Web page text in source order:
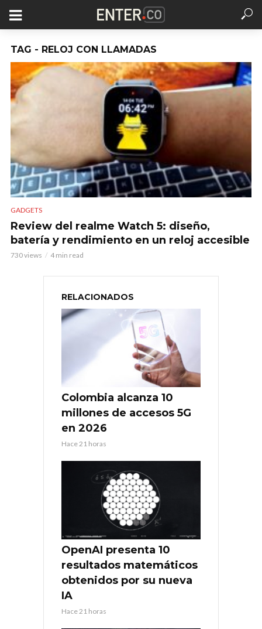
TAG - RELOJ CON LLAMADAS
GADGETS
Review del realme Watch 5: diseño,
batería y rendimiento en un reloj accesible
730 views 4 min read
RELACIONADOS
Colombia alcanza 10
millones de accesos 5G
en 2026
Hace 21 horas
OpenAI presenta 10
resultados matemáticos
obtenidos por su nueva
IA
Hace 21 horas